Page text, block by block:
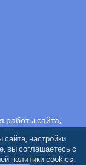
работы сайта,
с нашей
справилами
настройки
вы соглашаетесь с
политики cookies.